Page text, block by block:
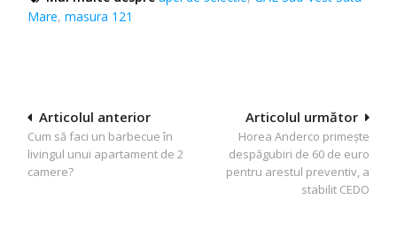
Mare,masura 121
Navigare
în
articole
Articolul următor
Horea Anderco primeşte
despăgubiri de 60 de euro
pentru arestul preventiv, a
stabilit CEDO
Articolul anterior
Cum să faci un barbecue în
livingul unui apartament de 2
camere?